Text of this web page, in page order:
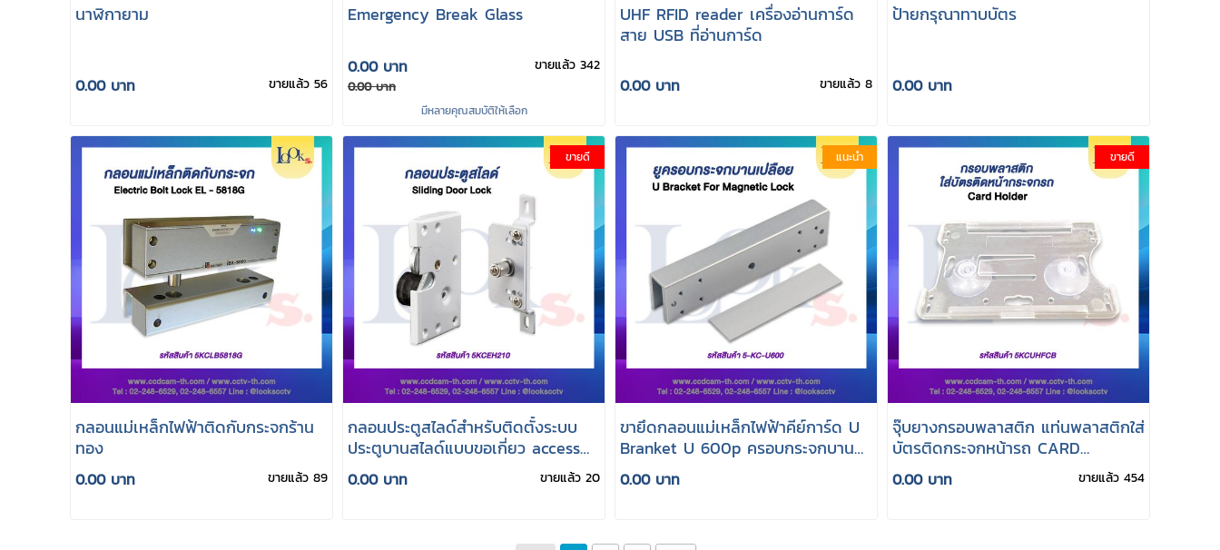
นาฬิกายาม
0.00 บาท ขายแล้ว 56
Emergency Break Glass
0.00 บาท
0.00 บาท
ขายแล้ว 342
มีหลายคุณสมบัติให้เลือก
UHF RFID reader เครื่องอ่านการ์ด
สาย USB ที่อ่านการ์ด
0.00 บาท ขายแล้ว 8
ป้ายกรุณาทาบบัตร
0.00 บาท
กลอนแม่เหล็กไฟฟ้าติดกับกระจกร้าน
ทอง
0.00 บาท ขายแล้ว 89
ขายดี
กลอนประตูสไลด์สำหรับติดตั้งระบบ
ประตูบานสไลด์แบบขอเกี่ยว access
control
0.00 บาท ขายแล้ว 20
แนะนำ
ขายึดกลอนแม่เหล็กไฟฟ้าคีย์การ์ด U
Branket U 600p ครอบกระจกบาน
เปลือย
0.00 บาท
ขายดี
จุ๊บยางกรอบพลาสติก แท่นพลาสติกใส่
บัตรติดกระจกหน้ารถ CARD
HOLDER
0.00 บาท ขายแล้ว 454